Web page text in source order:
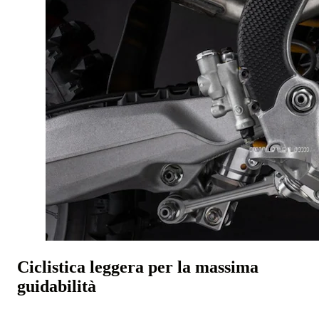
Ciclistica leggera per la massima
guidabilità